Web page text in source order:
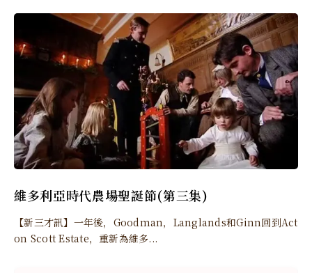
維多利亞時代農場聖誕節(第三集)
【新三才訊】一年後，Goodman，Langlands和Ginn回到Act
on Scott Estate，重新為維多...